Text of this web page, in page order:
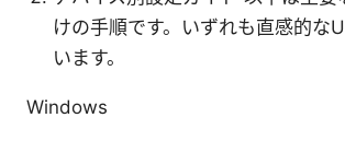
けの手順です。いずれも直感的な
います。
Windows